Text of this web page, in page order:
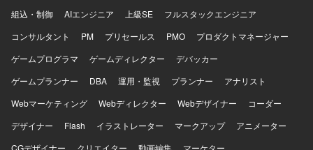
る各種ソリューション（FW、EDR、ログ管理、認証、イン
シデント対応 等）やクラウドセキュリティ、SIEM等のサー
組込・制御
AIエンジニア 上級SE
フルスタックエンジニア
コンサルタント
PM プリセールス PMO
プロダクトマネージャー
ゲームプログラマ
ゲームディレクター
デバッカー
ゲームプランナー
DBA 運用・監視 プランナー
アナリスト
Webマーケティング
Webディレクター Webデザイナー
コーダー
デザイナー
Flash イラストレーター マークアップ
アニメーター
CGデザイナー
クリエイター 動画編集
マーケター